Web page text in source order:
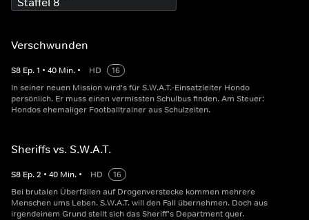
Verschwunden
S8 Ep.1 • 40 Min. • HD
16
In seiner neuen Mission wird's für S.W.A.T.-Einsatzleiter Hondo
persönlich. Er muss einen vermissten Schulbus finden. Am Steuer:
Hondos ehemaliger Footballtrainer aus Schulzeiten.
Sheriffs vs. S.W.A.T.
S8 Ep.2 • 40 Min. • HD
16
Bei brutalen Überfällen auf Drogenverstecke kommen mehrere
Menschen ums Leben. S.W.A.T. will den Fall übernehmen. Doch aus
irgendeinem Grund stellt sich das Sheriff's Department quer.